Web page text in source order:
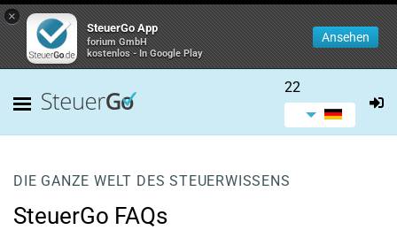
×
SteuerGo App
forium GmbH
kostenlos - In Google Play
Ansehen
22
DIE GANZE WELT DES STEUERWISSENS
SteuerGo FAQs